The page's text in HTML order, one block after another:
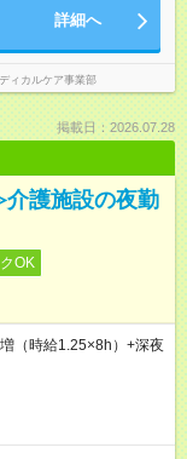
詳細へ
ィカルケア事業部
掲載日：2026.07.28
護施設の夜勤
OK
（時給1.25×8h）+深夜